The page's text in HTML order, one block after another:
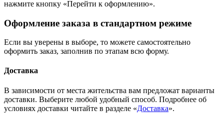
нажмите кнопку «Перейти к оформлению».
Оформление заказа в стандартном режиме
Если вы уверены в выборе, то можете самостоятельно
оформить заказ, заполнив по этапам всю форму.
Доставка
В зависимости от места жительства вам предложат варианты
доставки. Выберите любой удобный способ. Подробнее об
условиях доставки читайте в разделе «Доставка».